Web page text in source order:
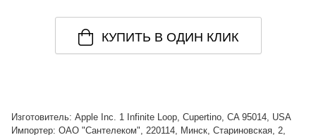
КУПИТЬ В ОДИН КЛИК
Изготовитель: Apple Inc. 1 Infinite Loop, Cupertino, CA 95014, USA
Импортер: ОАО "Сантелеком", 220114, Минск, Стариновская, 2,